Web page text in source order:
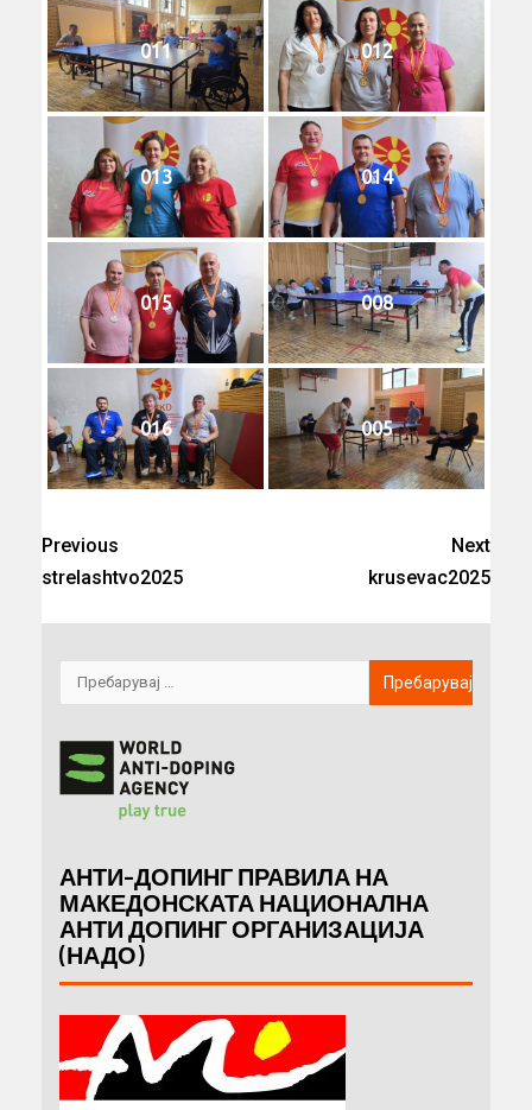
011 012
013 014
015 008
016 005
Previous
strelashtvo2025
Next
krusevac2025
АНТИ-ДОПИНГ ПРАВИЛА НА
МАКЕДОНСКАТА НАЦИОНАЛНА
АНТИ ДОПИНГ ОРГАНИЗАЦИЈА
(НАДО)